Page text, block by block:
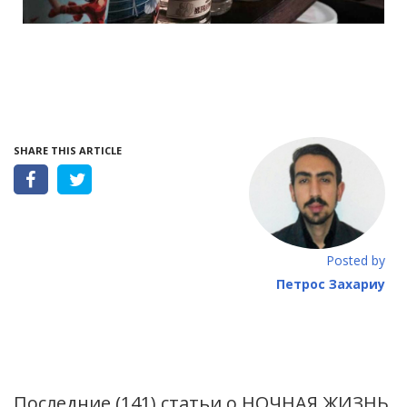
SHARE THIS ARTICLE
Posted by
Петрос Захариу